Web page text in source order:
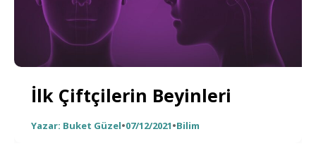
İlk Çiftçilerin Beyinleri
Yazar: Buket Güzel•07/12/2021•Bilim